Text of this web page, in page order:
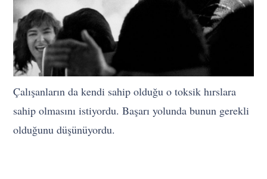
Çalışanların da kendi sahip olduğu o toksik hırslara
sahip olmasını istiyordu. Başarı yolunda bunun gerekli
olduğunu düşünüyordu.